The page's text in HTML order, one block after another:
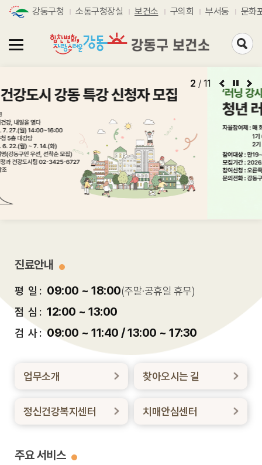
강동구청 소통구청장실 보건소 구의회 부서동 문화
검
색
지
로
가
기
2 / 11
진료안내
평 일 : 09:00 ~ 18:00(주말·공휴일 휴무)
점 심 : 12:00 ~ 13:00
검 사 : 09:00 ~ 11:40 / 13:00 ~ 17:30
업무소개 찾아오시는 길
정신건강복지센터 치매안심센터
주요 서비스